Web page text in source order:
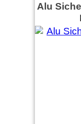
Alu